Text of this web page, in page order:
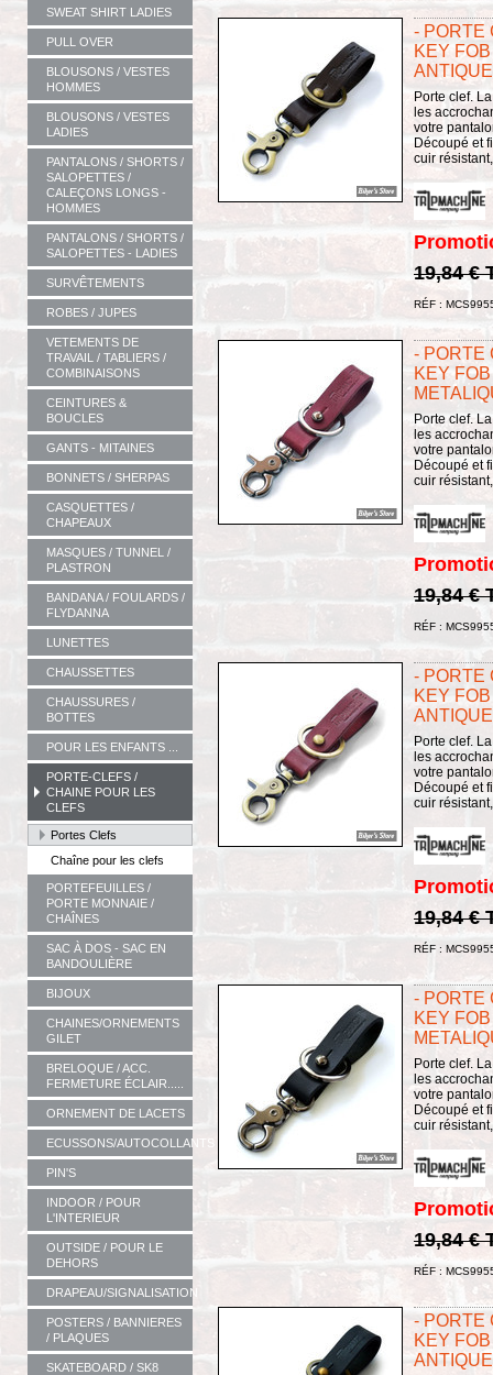
SWEAT SHIRT LADIES
PULL OVER
BLOUSONS / VESTES
HOMMES
BLOUSONS / VESTES
LADIES
PANTALONS / SHORTS /
SALOPETTES /
CALEÇONS LONGS -
HOMMES
PANTALONS / SHORTS /
SALOPETTES - LADIES
SURVÊTEMENTS
ROBES / JUPES
VETEMENTS DE
TRAVAIL / TABLIERS /
COMBINAISONS
CEINTURES &
BOUCLES
GANTS - MITAINES
BONNETS / SHERPAS
CASQUETTES /
CHAPEAUX
MASQUES / TUNNEL /
PLASTRON
BANDANA / FOULARDS /
FLYDANNA
LUNETTES
CHAUSSETTES
CHAUSSURES /
BOTTES
POUR LES ENFANTS ...
PORTE-CLEFS /
CHAINE POUR LES
CLEFS
Portes Clefs
Chaîne pour les clefs
PORTEFEUILLES /
PORTE MONNAIE /
CHAÎNES
SAC À DOS - SAC EN
BANDOULIÈRE
BIJOUX
CHAINES/ORNEMENTS
GILET
BRELOQUE / ACC.
FERMETURE ÉCLAIR.....
ORNEMENT DE LACETS
ECUSSONS/AUTOCOLLANTS
PIN'S
INDOOR / POUR
L'INTERIEUR
OUTSIDE / POUR LE
DEHORS
DRAPEAU/SIGNALISATION
POSTERS / BANNIERES
/ PLAQUES
SKATEBOARD / SK8
- PORTE
KEY
ANTIQUE
Porte clef.
les
votre
Découpé et
cuir
19,84 €
RÉF :
- PORTE
KEY
Porte clef.
les
votre
Découpé et
cuir
19,84 €
RÉF :
- PORTE
KEY
ANTIQUE
Porte clef.
les
votre
Découpé et
cuir
19,84 €
RÉF :
- PORTE
KEY
Porte clef.
les
votre
Découpé et
cuir
19,84 €
RÉF :
- PORTE
KEY
ANTIQUE